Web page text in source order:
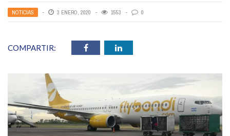
NOTICIAS 3 ENERO, 2020 1553 0
COMPARTIR: